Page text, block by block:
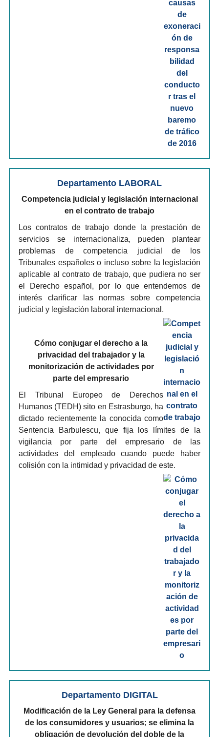
Departamento LABORAL
Competencia judicial y legislación internacional
en el contrato de trabajo
Los contratos de trabajo donde la prestación de
servicios se internacionaliza, pueden plantear
problemas de competencia judicial de los
Tribunales españoles o incluso sobre la legislación
aplicable al contrato de trabajo, que pudiera no ser
el Derecho español, por lo que entendemos de
interés clarificar las normas sobre competencia
judicial y legislación laboral internacional.
Cómo conjugar el derecho a la
privacidad del trabajador y la
monitorización de actividades por
parte del empresario
El Tribunal Europeo de Derechos
Humanos (TEDH) sito en Estrasburgo, ha
dictado recientemente la conocida como
Sentencia Barbulescu, que fija los límites de la
vigilancia por parte del empresario de las
actividades del empleado cuando puede haber
colisión con la intimidad y privacidad de este.
Departamento DIGITAL
Modificación de la Ley General para la defensa
de los consumidores y usuarios; se elimina la
obligación de devolución del doble de la